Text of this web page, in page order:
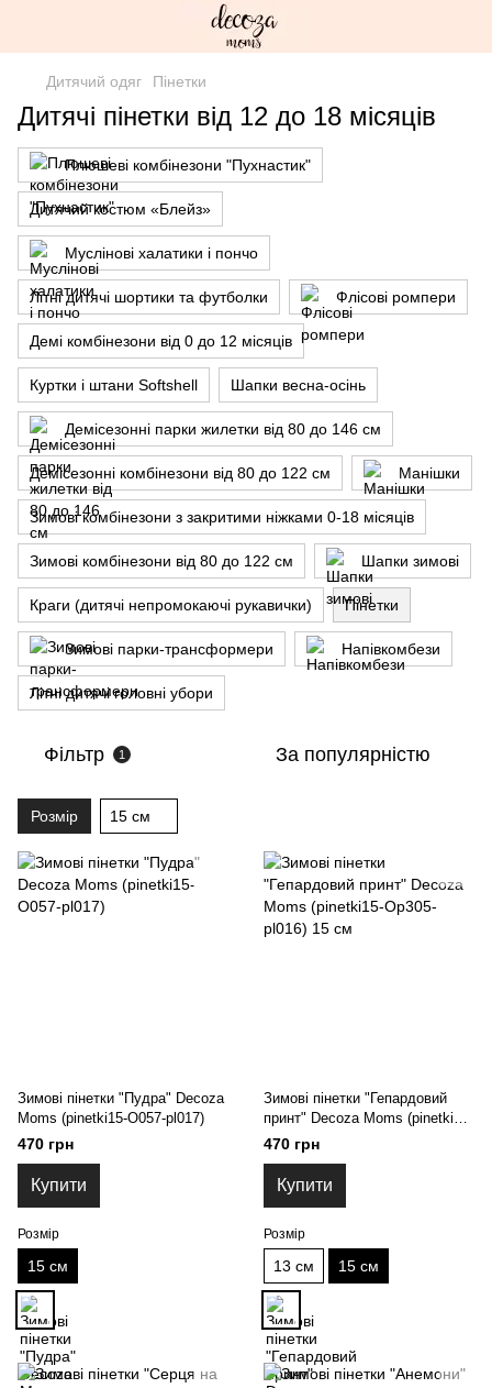
Дитячий одяг Пінетки
Дитячі пінетки від 12 до 18 місяців
Плюшеві комбінезони "Пухнастик"
Дитячий костюм «Блейз»
Муслінові халатики і пончо
Літні дитячі шортики та футболки Флісові ромпери
Демі комбінезони від 0 до 12 місяців
Куртки і штани Softshell Шапки весна-осінь
Демісезонні парки жилетки від 80 до 146 см
Демісезонні комбінезони від 80 до 122 см Манішки
Зимові комбінезони з закритими ніжками 0-18 місяців
Зимові комбінезони від 80 до 122 см Шапки зимові
Краги (дитячі непромокаючі рукавички) Пінетки
Зимові парки-трансформери Напівкомбези
Літні дитячі головні убори
Фільтр 1 За популярністю
Розмір 15 см
Зимові пінетки "Пудра" Decoza
Moms (pinetki15-O057-pl017)
470 грн
Купити
Розмір
15 см
Зимові пінетки "Гепардовий
принт" Decoza Moms (pinetki15-
Op305-pl016) 15 см
470 грн
Купити
Розмір
13 см 15 см